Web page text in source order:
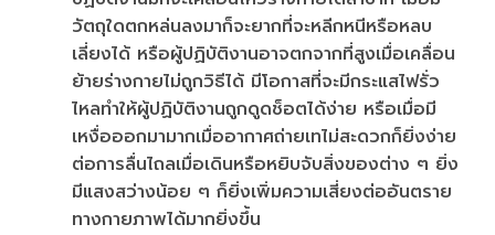
วัตถุใดตกหล่นลงมาก็จะยากที่จะหลีกหนีหรือหลบ
เลี่ยงได้ หรือผู้ปฏิบัติงานอาจตกจากที่สูงเมื่อเคลื่อน
ย้ายร่างกายไม่ถูกวิธีได้ มีโอกาสที่จะมีกระแสไฟรั่ว
ไหลทำให้ผู้ปฏิบัติงานถูกดูดช็อตได้ง่าย หรือเมื่อมี
เหงื่อออกมามากเมื่ออากาศถ่ายเทไม่สะดวกก็ยิ่งง่าย
ต่อการลื่นไถลเมื่อเดินหรือหยิบจับสิ่งของต่าง ๆ ยิ่ง
มีแสงสว่างน้อย ๆ ก็ยิ่งเพิ่มความเสี่ยงต่ออันตราย
ทางกายภาพได้มากยิ่งขึ้น